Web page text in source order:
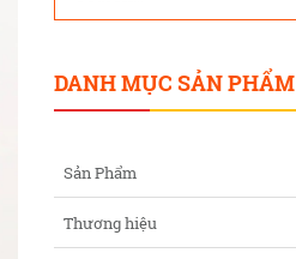
DANH MỤC SẢN PHẨM
Sản Phẩm
Thương hiệu